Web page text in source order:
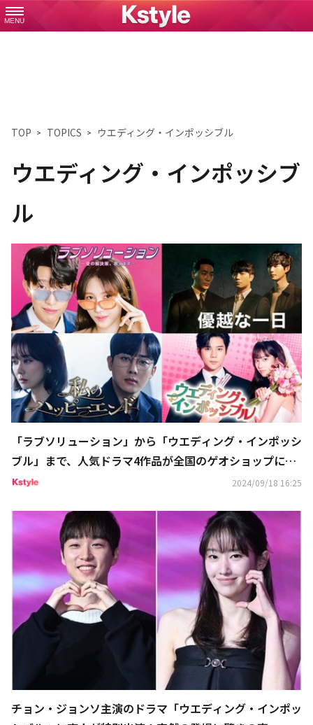
MENU
TOP TOPICS ウエディング・インポッシブル
ウエディング・インポッシブ
ル
「ラブソリューション」から「ウエディング・インポッシ
ブル」まで、人気ドラマ4作品が全国のゲオショップにて
DVD先行レンタルを順次開始
2024/09/18 16:25
チョン・ジョンソ主演のドラマ「ウエディング・インポッ